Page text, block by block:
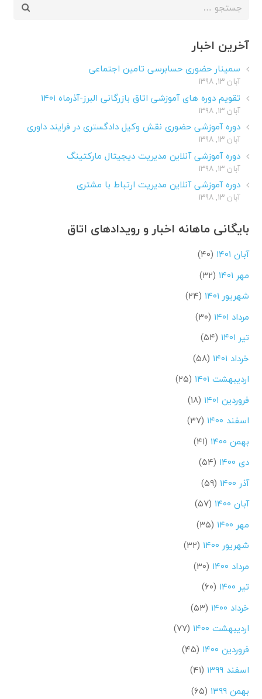
آخرین اخبار
سمینار حضوری حسابرسی تامین اجتماعی
آبان ۱۳, ۱۳۹۸
تقویم دوره های آموزشی اتاق بازرگانی البرز-آذرماه ۱۴۰۱
آبان ۱۳, ۱۳۹۸
دوره آموزشی حضوری نقش وکیل دادگستری در فرایند داوری
آبان ۱۳, ۱۳۹۸
دوره آموزشی آنلاین مدیریت دیجیتال مارکتینگ
آبان ۱۳, ۱۳۹۸
دوره آموزشی آنلاین مدیریت ارتباط با مشتری
آبان ۱۳, ۱۳۹۸
بایگانی ماهانه اخبار و رویدادهای اتاق
آبان ۱۴۰۱
(۴۰)
مهر ۱۴۰۱
(۳۲)
شهریور ۱۴۰۱
(۲۴)
مرداد ۱۴۰۱
(۳۰)
تیر ۱۴۰۱
(۵۴)
خرداد ۱۴۰۱
(۵۸)
اردیبهشت ۱۴۰۱
(۲۵)
فروردین ۱۴۰۱
(۱۸)
اسفند ۱۴۰۰
(۳۷)
بهمن ۱۴۰۰
(۴۱)
دی ۱۴۰۰
(۵۴)
آذر ۱۴۰۰
(۵۹)
آبان ۱۴۰۰
(۵۷)
مهر ۱۴۰۰
(۳۵)
شهریور ۱۴۰۰
(۳۲)
مرداد ۱۴۰۰
(۳۰)
تیر ۱۴۰۰
(۶۰)
خرداد ۱۴۰۰
(۵۳)
اردیبهشت ۱۴۰۰
(۷۷)
فروردین ۱۴۰۰
(۴۵)
اسفند ۱۳۹۹
(۴۱)
بهمن ۱۳۹۹
(۶۵)